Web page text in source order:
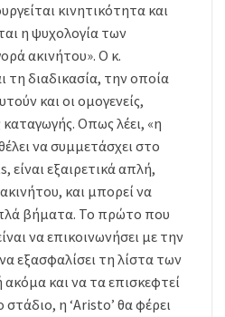
κινητικότητα και
η ψυχολογία των
ακινήτου». Ο κ.
τη διαδικασία, την οποία
και οι ομογενείς,
καταγωγής. Οπως λέει, «η
να συμμετάσχει στο
είναι εξαιρετικά απλή,
και μπορεί να
βήματα. Το πρώτο που
να επικοινωνήσει με την
εξασφαλίσει τη λίστα των
και να τα επισκεφτεί
η ‘Aristo’ θα φέρει